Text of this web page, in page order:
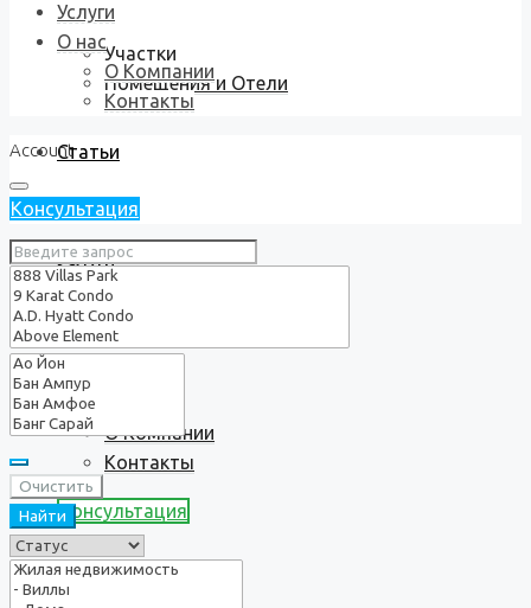
Участки
Помещения и Отели
Статьи
Услуги
О нас
О Компании
Контакты
Консультация
Услуги
О нас
О Компании
Контакты
Account
Консультация
Очистить
Найти